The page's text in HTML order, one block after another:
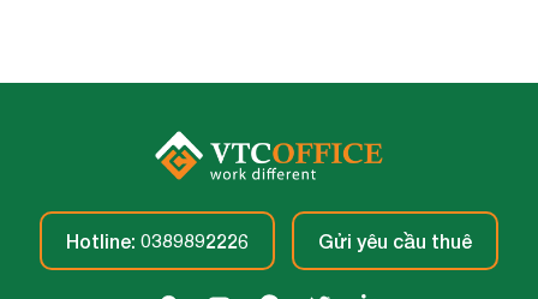
Hotline: 0389892226 Gửi yêu cầu thuê